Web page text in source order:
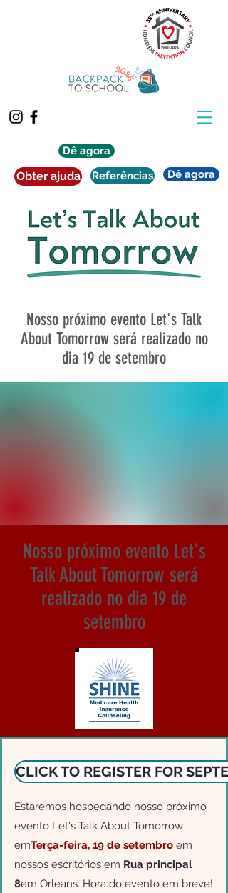
Dê agora
Obter ajuda Referências Dê agora
Nosso próximo evento Let's Talk
About Tomorrow será realizado no
dia 19 de setembro
Nosso próximo evento Let's
Talk About Tomorrow será
realizado no dia 19 de
setembro
CLICK TO REGISTER FOR
Estaremos hospedando nosso próximo
evento Let's Talk About Tomorrow
emTerça-feira, 19 de setembro em
nossos escritórios em Rua principal
8em Orleans. Hora do evento em breve!